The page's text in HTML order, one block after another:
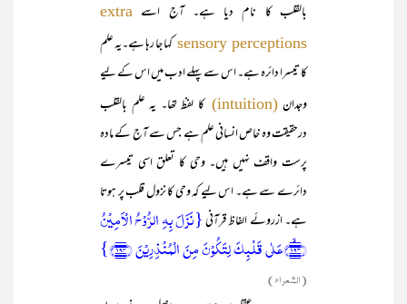
بالقلب کا نام دیا ہے۔ آج اسے extra
sensory perceptions کہا جا رہا ہے۔یہ علم
کا تیسرا دائرہ ہے۔ اس سے پہلے ادب میں اس کے لیے
وجدان (intuition)
کا لفظ تھا۔ یہ علم بالقلب
درحقیقت وہ خاص انسانی علم ہے جس سے آج کے مادہ
پرست واقف نہیں ہیں۔ وحی کا تعلق اسی تیسرے
دائرے سے ہے۔ اس لیے کہ وحی کا نزول قلب پر ہوتا
ہے۔ ازروئے الفاظ قرآنی{نَزَلَ بِہِ الرُّوۡحُ الۡاَمِیۡنُ
﴿۱۹۳﴾ۙعَلٰی قَلۡبِکَ لِتَکُوۡنَ مِنَ الۡمُنۡذِرِیۡنَ ﴿۱۹۴﴾}
(الشعراء)